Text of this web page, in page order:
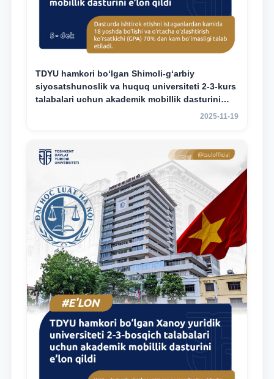
TDYU hamkori bo‘lgan Shimoli-g‘arbiy
siyosatshunoslik va huquq universiteti 2-3-kurs
talabalari uchun akademik mobillik dasturini
2025-11-19